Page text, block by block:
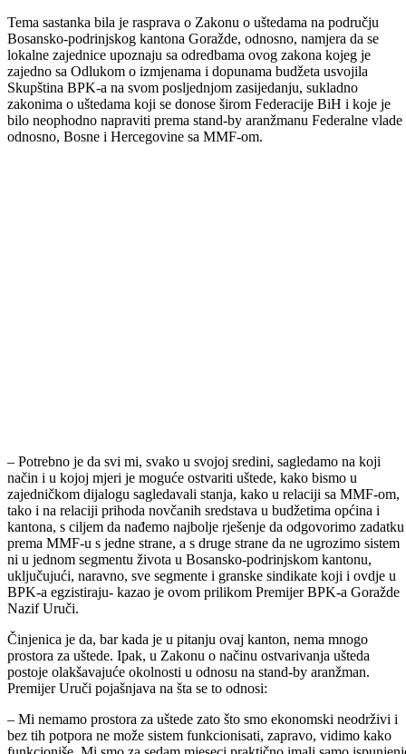
sa načelnicima općina u sastavu Bosansko-podrinjskog kantona
Goražde i direktorima vanbudžetskih fondova.
Tema sastanka bila je rasprava o Zakonu o uštedama na području
Bosansko-podrinjskog kantona Goražde, odnosno, namjera da se
lokalne zajednice upoznaju sa odredbama ovog zakona kojeg je
zajedno sa Odlukom o izmjenama i dopunama budžeta usvojila
Skupština BPK-a na svom posljednjom zasijedanju, sukladno
– Potrebno je da svi mi, svako u svojoj sredini, sagledamo na koji
način i u kojoj mjeri je moguće ostvariti uštede, kako bismo u
zajedničkom dijalogu sagledavali stanja, kako u relaciji sa MMF-om,
tako i na relaciji prihoda novčanih sredstava u budžetima općina i
kantona, s ciljem da nađemo najbolje rješenje da odgovorimo zadatku
prema MMF-u s jedne strane, a s druge strane da ne ugrozimo sistem
ni u jednom segmentu života u Bosansko-podrinjskom kantonu,
BPK-a egzistiraju- kazao je ovom prilikom Premijer BPK-a Goražde
Nazif Uruči.
Činjenica je da, bar kada je u pitanju ovaj kanton, nema mnogo
postoje olakšavajuće okolnosti u odnosu na stand-by aranžman.
Premijer Uruči pojašnjava na šta se to odnosi: